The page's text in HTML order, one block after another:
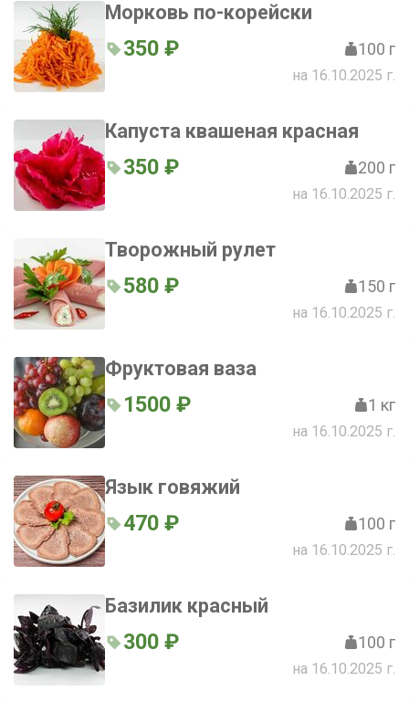
Морковь по-корейски
350 ₽ 100 г
на 16.10.2025 г.
Капуста квашеная красная
350 ₽ 200 г
на 16.10.2025 г.
Творожный рулет
580 ₽ 150 г
на 16.10.2025 г.
Фруктовая ваза
1500 ₽ 1 кг
на 16.10.2025 г.
Язык говяжий
470 ₽ 100 г
на 16.10.2025 г.
Базилик красный
300 ₽ 100 г
на 16.10.2025 г.